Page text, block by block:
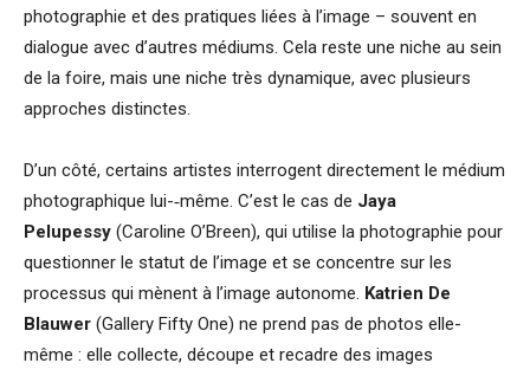
photographie et des pratiques liées à l’image – souvent en
dialogue avec d’autres médiums. Cela reste une niche au sein
de la foire, mais une niche très dynamique, avec plusieurs
approches distinctes.
D’un côté, certains artistes interrogent directement le médium
photographique lui-‑même. C’est le cas de Jaya
Pelupessy (Caroline O’Breen), qui utilise la photographie pour
questionner le statut de l’image et se concentre sur les
processus qui mènent à l’image autonome. Katrien De
Blauwer (Gallery Fifty One) ne prend pas de photos elle-
même : elle collecte, découpe et recadre des images